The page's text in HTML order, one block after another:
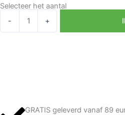
Selecteer het aantal
-
+
GRATIS geleverd vanaf 89